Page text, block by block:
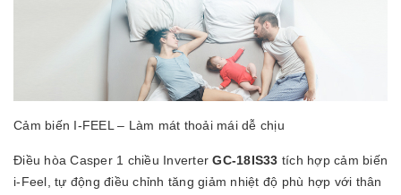
Cảm biến I-FEEL – Làm mát thoải mái dễ chịu
Điều hòa Casper 1 chiều InverterGC-18IS33 tích hợp cảm biến
i-Feel, tự động điều chỉnh tăng giảm nhiệt độ phù hợp với thân